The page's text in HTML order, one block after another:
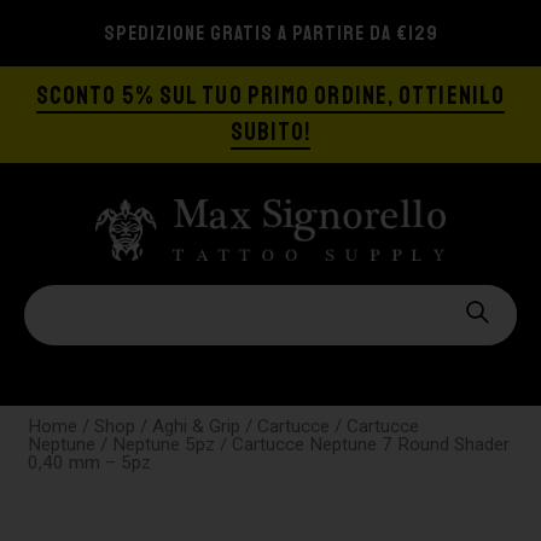
SPEDIZIONE GRATIS A PARTIRE DA €129
SCONTO 5% SUL TUO PRIMO ORDINE, OTTIENILO
SUBITO!
Home / Shop / Aghi & Grip / Cartucce / Cartucce
Neptune / Neptune 5pz / Cartucce Neptune 7 Round Shader
0,40 mm – 5pz